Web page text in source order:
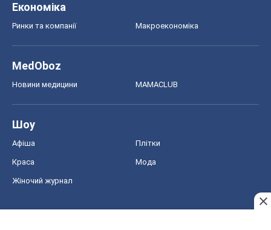
Економіка
Ринки та компанії Макроекономіка
MedOboz
Новини медицини MAMACLUB
Шоу
Афіша Плітки
Краса Мода
Жіночий журнал